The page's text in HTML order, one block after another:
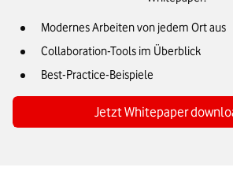
Modernes Arbeiten von jedem Ort aus
Collaboration-Tools im Überblick
Best-Practice-Beispiele
Jetzt Whitepaper